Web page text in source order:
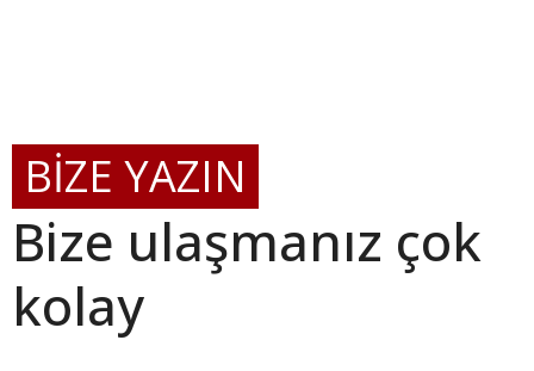
BİZE YAZIN
Bize ulaşmanız çok
kolay